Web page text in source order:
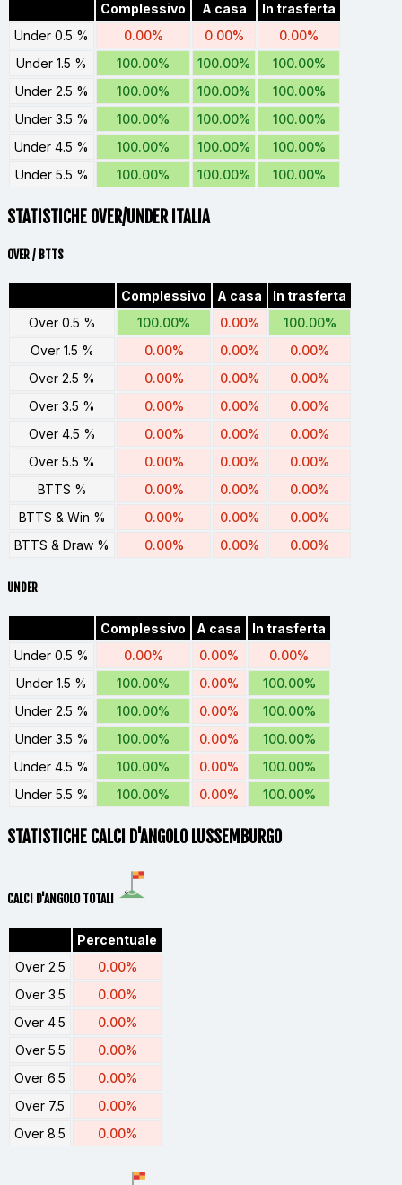
Complessivo A casa
In trasferta
Under 0.5 %
0.00% 0.00%
0.00%
Under 1.5 %
100.00% 100.00%
100.00%
Under 2.5 %
100.00% 100.00%
100.00%
Under 3.5 %
100.00% 100.00%
100.00%
Under 4.5 %
100.00% 100.00%
100.00%
Under 5.5 %
100.00% 100.00% 100.00%
STATISTICHE OVER/UNDER ITALIA
OVER / BTTS
Complessivo A casa
In trasferta
Over 0.5 %
100.00% 0.00%
100.00%
Over 1.5 %
0.00% 0.00%
0.00%
Over 2.5 %
0.00% 0.00%
0.00%
Over 3.5 %
0.00% 0.00%
0.00%
Over 4.5 %
0.00% 0.00%
0.00%
Over 5.5 %
0.00% 0.00%
0.00%
BTTS %
0.00% 0.00%
0.00%
BTTS & Win %
0.00% 0.00%
0.00%
BTTS & Draw %
0.00% 0.00% 0.00%
UNDER
Complessivo A casa
In trasferta
Under 0.5 %
0.00% 0.00%
0.00%
Under 1.5 %
100.00% 0.00%
100.00%
Under 2.5 %
100.00% 0.00%
100.00%
Under 3.5 %
100.00% 0.00%
100.00%
Under 4.5 %
100.00% 0.00%
100.00%
Under 5.5 %
100.00% 0.00% 100.00%
STATISTICHE CALCI D'ANGOLO LUSSEMBURGO
CALCI D'ANGOLO TOTALI
Percentuale
Over 2.5
0.00%
Over 3.5
0.00%
Over 4.5
0.00%
Over 5.5
0.00%
Over 6.5
0.00%
Over 7.5
0.00%
Over 8.5
0.00%